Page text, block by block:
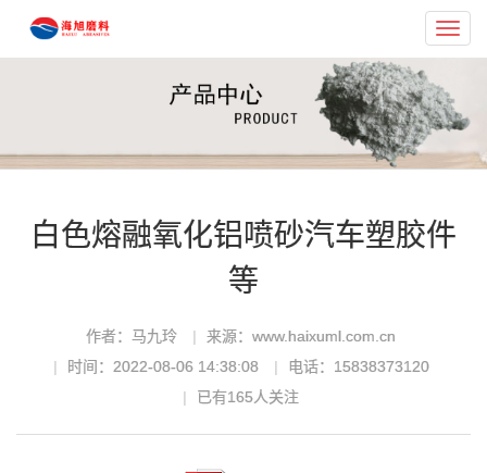
白色熔融氧化铝喷砂汽车塑胶件
等
作者：马九玲
来源：www.haixuml.com.cn
时间：2022-08-06 14:38:08
电话：15838373120
已有165人关注